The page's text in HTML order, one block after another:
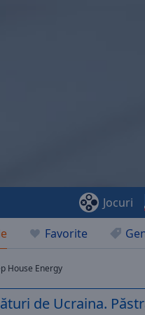
Favorite
Jocuri
House Energy
de Ucraina.